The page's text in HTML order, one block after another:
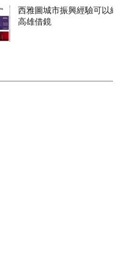
西雅圖城市振興經驗可以給
高雄借鏡